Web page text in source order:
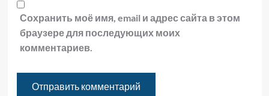
Сохранить моё имя, email и адрес сайта в этом
браузере для последующих моих
комментариев.